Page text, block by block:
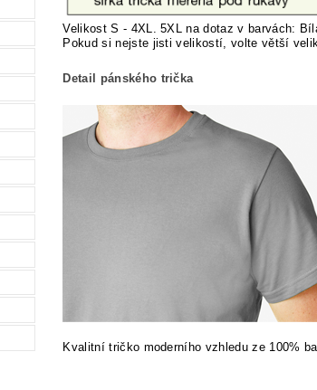
Velikost S - 4XL. 5XL na dotaz v barvách:
Pokud si nejste jisti velikostí, volte větší
Detail pánského trička
Kvalitní tričko moderního vzhledu ze 100%